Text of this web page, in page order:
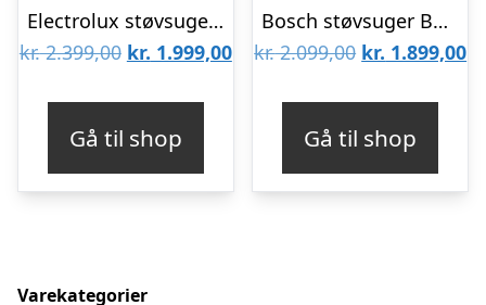
Electrolux støvsuger EB81ULDB
kr.2.399,00 Den
var:
kr. 2.399,00.
kr. 1.999,00Den
kr. 1.999,00.
Gå til shop
Bosch støvsuger BBH85B2
kr.2.099,00 Den
var:
kr. 2.099,00.
kr. 1.899,00
Gå til shop
Varekategorier